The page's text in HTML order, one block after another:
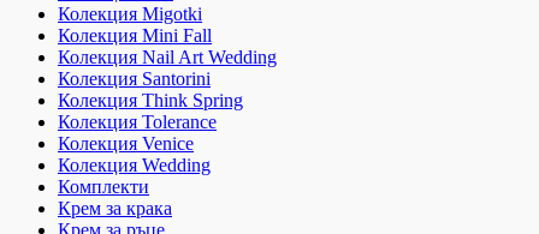
Колекция Migotki
Колекция Mini Fall
Колекция Nail Art Wedding
Колекция Santorini
Колекция Think Spring
Колекция Tolerance
Колекция Venice
Колекция Wedding
Комплекти
Крем за крака